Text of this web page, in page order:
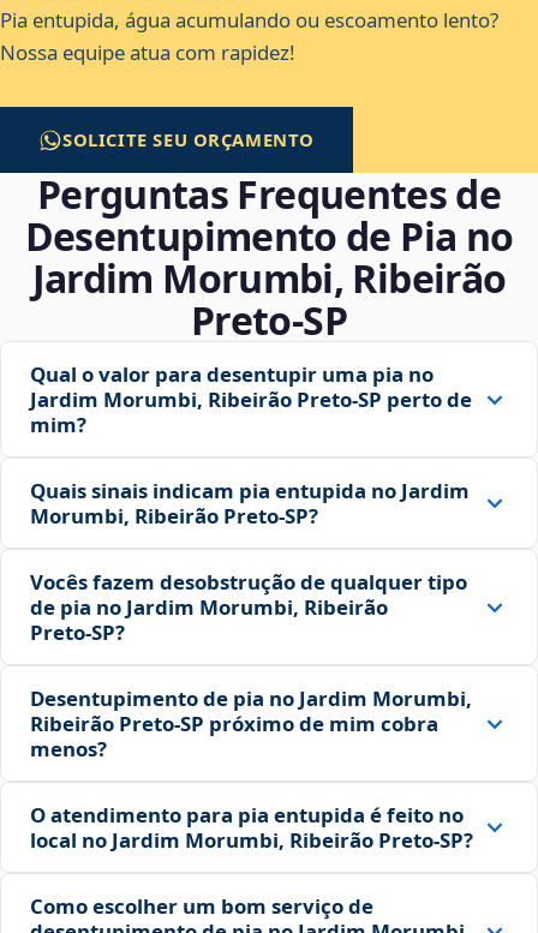
Pia entupida, água acumulando ou escoamento lento?
Nossa equipe atua com rapidez!
SOLICITE SEU ORÇAMENTO
Perguntas Frequentes de
Desentupimento de Pia no
Jardim Morumbi, Ribeirão
Preto‑SP
Qual o valor para desentupir uma pia no
Jardim Morumbi, Ribeirão Preto‑SP perto de
mim?
Quais sinais indicam pia entupida no Jardim
Morumbi, Ribeirão Preto‑SP?
Vocês fazem desobstrução de qualquer tipo
de pia no Jardim Morumbi, Ribeirão
Preto‑SP?
Desentupimento de pia no Jardim Morumbi,
Ribeirão Preto‑SP próximo de mim cobra
menos?
O atendimento para pia entupida é feito no
local no Jardim Morumbi, Ribeirão Preto‑SP?
Como escolher um bom serviço de